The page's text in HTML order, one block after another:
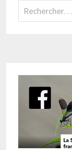
Rechercher :